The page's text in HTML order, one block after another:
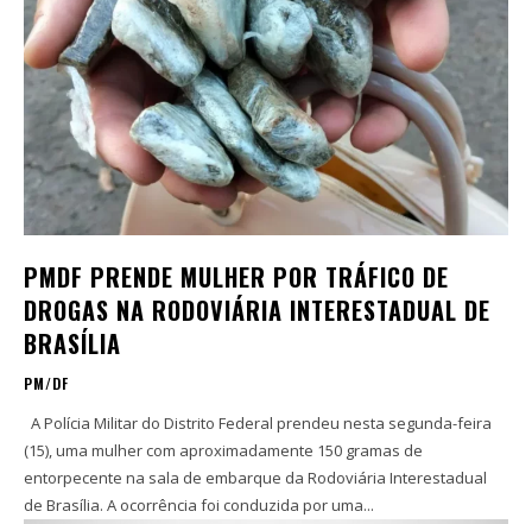
PMDF PRENDE MULHER POR TRÁFICO DE
DROGAS NA RODOVIÁRIA INTERESTADUAL DE
BRASÍLIA
PM/DF
A Polícia Militar do Distrito Federal prendeu nesta segunda-feira
(15), uma mulher com aproximadamente 150 gramas de
entorpecente na sala de embarque da Rodoviária Interestadual
de Brasília. A ocorrência foi conduzida por uma...